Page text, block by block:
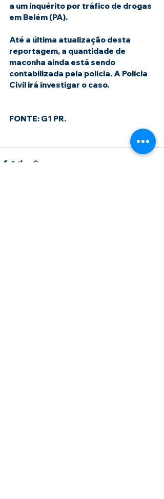
a um inquérito por tráfico de drogas
em Belém (PA).
Até a última atualização desta
reportagem, a quantidade de
maconha ainda está sendo
contabilizada pela polícia. A Polícia
Civil irá investigar o caso.
FONTE: G1 PR.